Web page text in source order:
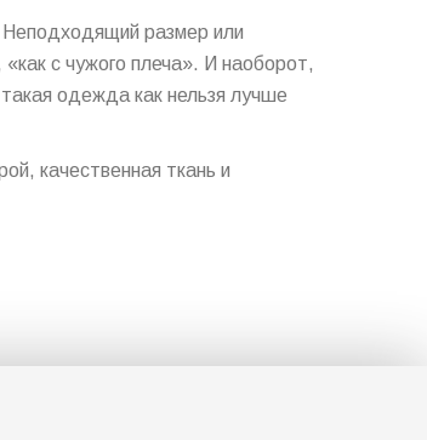
размер или
с чужого плеча». И наоборот,
одежда как нельзя лучше
качественная ткань и